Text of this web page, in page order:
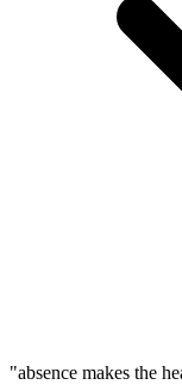
"absence makes the